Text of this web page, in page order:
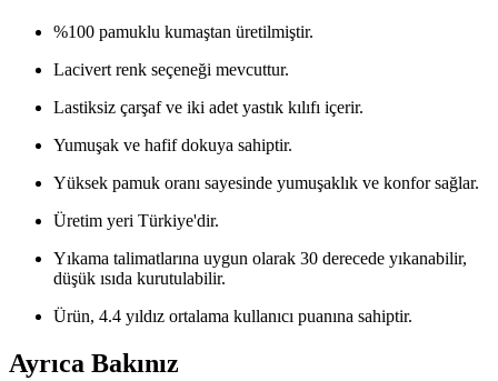
%100 pamuklu kumaştan üretilmiştir.
Lacivert renk seçeneği mevcuttur.
Lastiksiz çarşaf ve iki adet yastık kılıfı içerir.
Yumuşak ve hafif dokuya sahiptir.
Yüksek pamuk oranı sayesinde yumuşaklık ve konfor sağlar.
Üretim yeri Türkiye'dir.
Yıkama talimatlarına uygun olarak 30 derecede yıkanabilir,
düşük ısıda kurutulabilir.
Ürün, 4.4 yıldız ortalama kullanıcı puanına sahiptir.
Ayrıca Bakınız